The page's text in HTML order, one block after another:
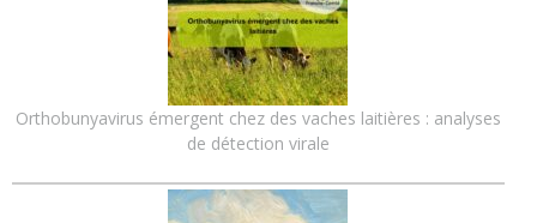
Orthobunyavirus émergent chez des vaches laitières : analyses
de détection virale